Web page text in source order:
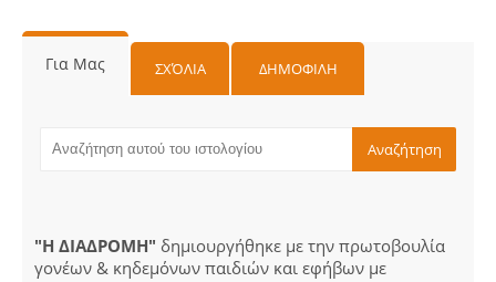
Για Μας ΣΧΌΛΙΑ ΔΗΜΟΦΙΛΗ
"Η ΔΙΑΔΡΟΜΗ" δημιουργήθηκε με την πρωτοβουλία
γονέων & κηδεμόνων παιδιών και εφήβων με